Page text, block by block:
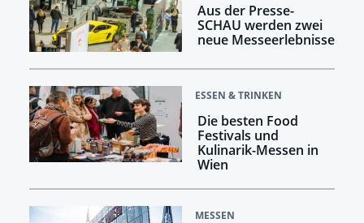
Aus der Presse-
SCHAU werden zwei
neue Messeerlebnisse
ESSEN & TRINKEN
Die besten Food
Festivals und
Kulinarik-Messen in
Wien
MESSEN